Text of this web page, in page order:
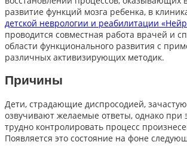
развитие функций мозга ребенка, в
детской неврологии и реабилитации
проводится совместная работа врачей и
области функционального развития с
различных активизирующих методик.
Причины
Дети, страдающие диспросодией,
озвучивают желаемые ответы, однако при
трудно контролировать процесс
Появляется это состояние на фоне